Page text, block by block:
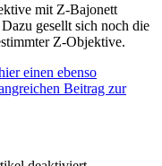
mit Z-Bajonett
gesellt sich noch die
Z-Objektive.
einen ebenso
Beitrag zur